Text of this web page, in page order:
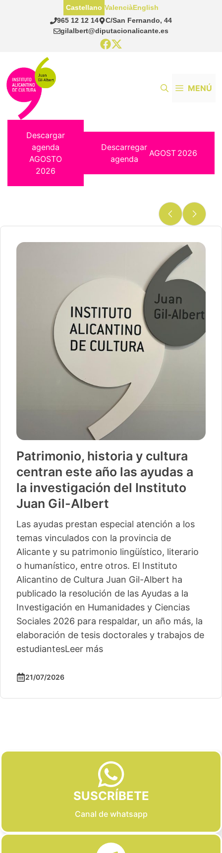
965 12 12 14
C/San Fernando, 44
gilalbert@diputacionalicante.es
Castellano ValenciàEnglish
MENÚ
Descargar
agenda
AGOSTO
2026
Descarregar
agenda
AGOST 2026
Patrimonio, historia y cultura
centran este año las ayudas a
la investigación del Instituto
Juan Gil-Albert
Las ayudas prestan especial atención a los
temas vinculados con la provincia de
Alicante y su patrimonio lingüístico, literario
o humanístico, entre otros. El Instituto
Alicantino de Cultura Juan Gil-Albert ha
publicado la resolución de las Ayudas a la
Investigación en Humanidades y Ciencias
Sociales 2026 para respaldar, un año más, la
elaboración de tesis doctorales y trabajos de
estudiantesLeer más
21/07/2026
SUSCRÍBETE
Canal de whatsapp